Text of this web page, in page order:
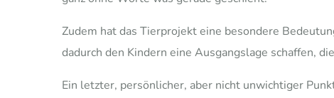
Zudem hat das Tierprojekt eine besondere
dadurch den Kindern eine Ausgangslage schaffen,
Ein letzter, persönlicher, aber nicht unwichtiger